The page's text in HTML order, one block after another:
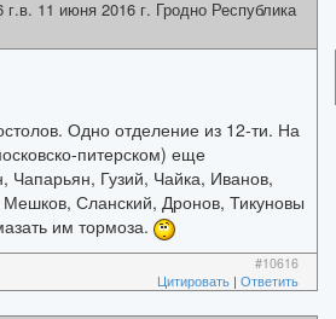
11 июня 2016 г. Гродно Республика
Одно отделение из 12-ти. На
питерском) еще
Чапарьян, Гузий, Чайка, Иванов,
Сланский, Дронов, Тикуновы
им тормоза.
#10616
Цитировать | Ответить